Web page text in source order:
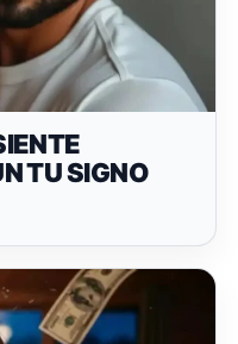
TU SIGNO